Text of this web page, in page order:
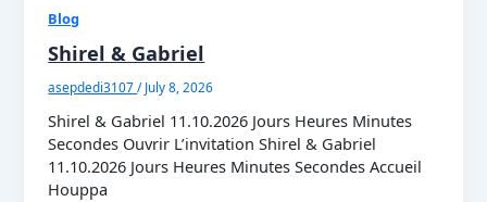
Blog
Shirel & Gabriel
asepdedi3107/July 8, 2026
Shirel & Gabriel 11.10.2026 Jours Heures Minutes
Secondes Ouvrir L’invitation Shirel & Gabriel
11.10.2026 Jours Heures Minutes Secondes Accueil
Houppa